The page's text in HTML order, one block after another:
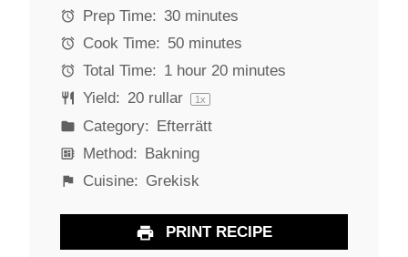
a
r
a
r
s
a
r
s
a
r
s
aPrep Time: 30 minutes
Cook Time: 50 minutes
Total Time: 1 hour 20 minutes
Yield: 20rullar 1x
Category: Efterrätt
Method: Bakning
Cuisine: Grekisk
PRINT RECIPE